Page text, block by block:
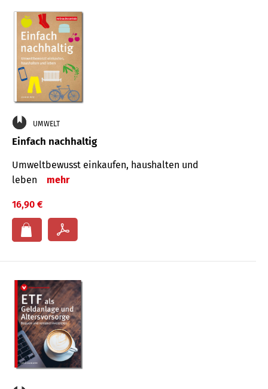
UMWELT
Einfach nachhaltig
Umweltbewusst einkaufen, haushalten und
leben
mehr
16,90 €